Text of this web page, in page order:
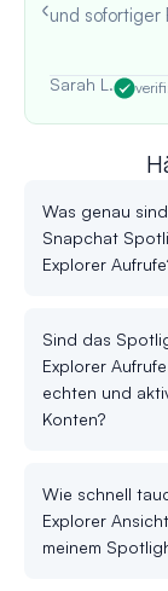
und sofortiger
Sarah L.
Was genau sind
Snapchat
Explorer
Sind das
Explorer
echten und
Konten?
Wie schnell
Explorer
meinem